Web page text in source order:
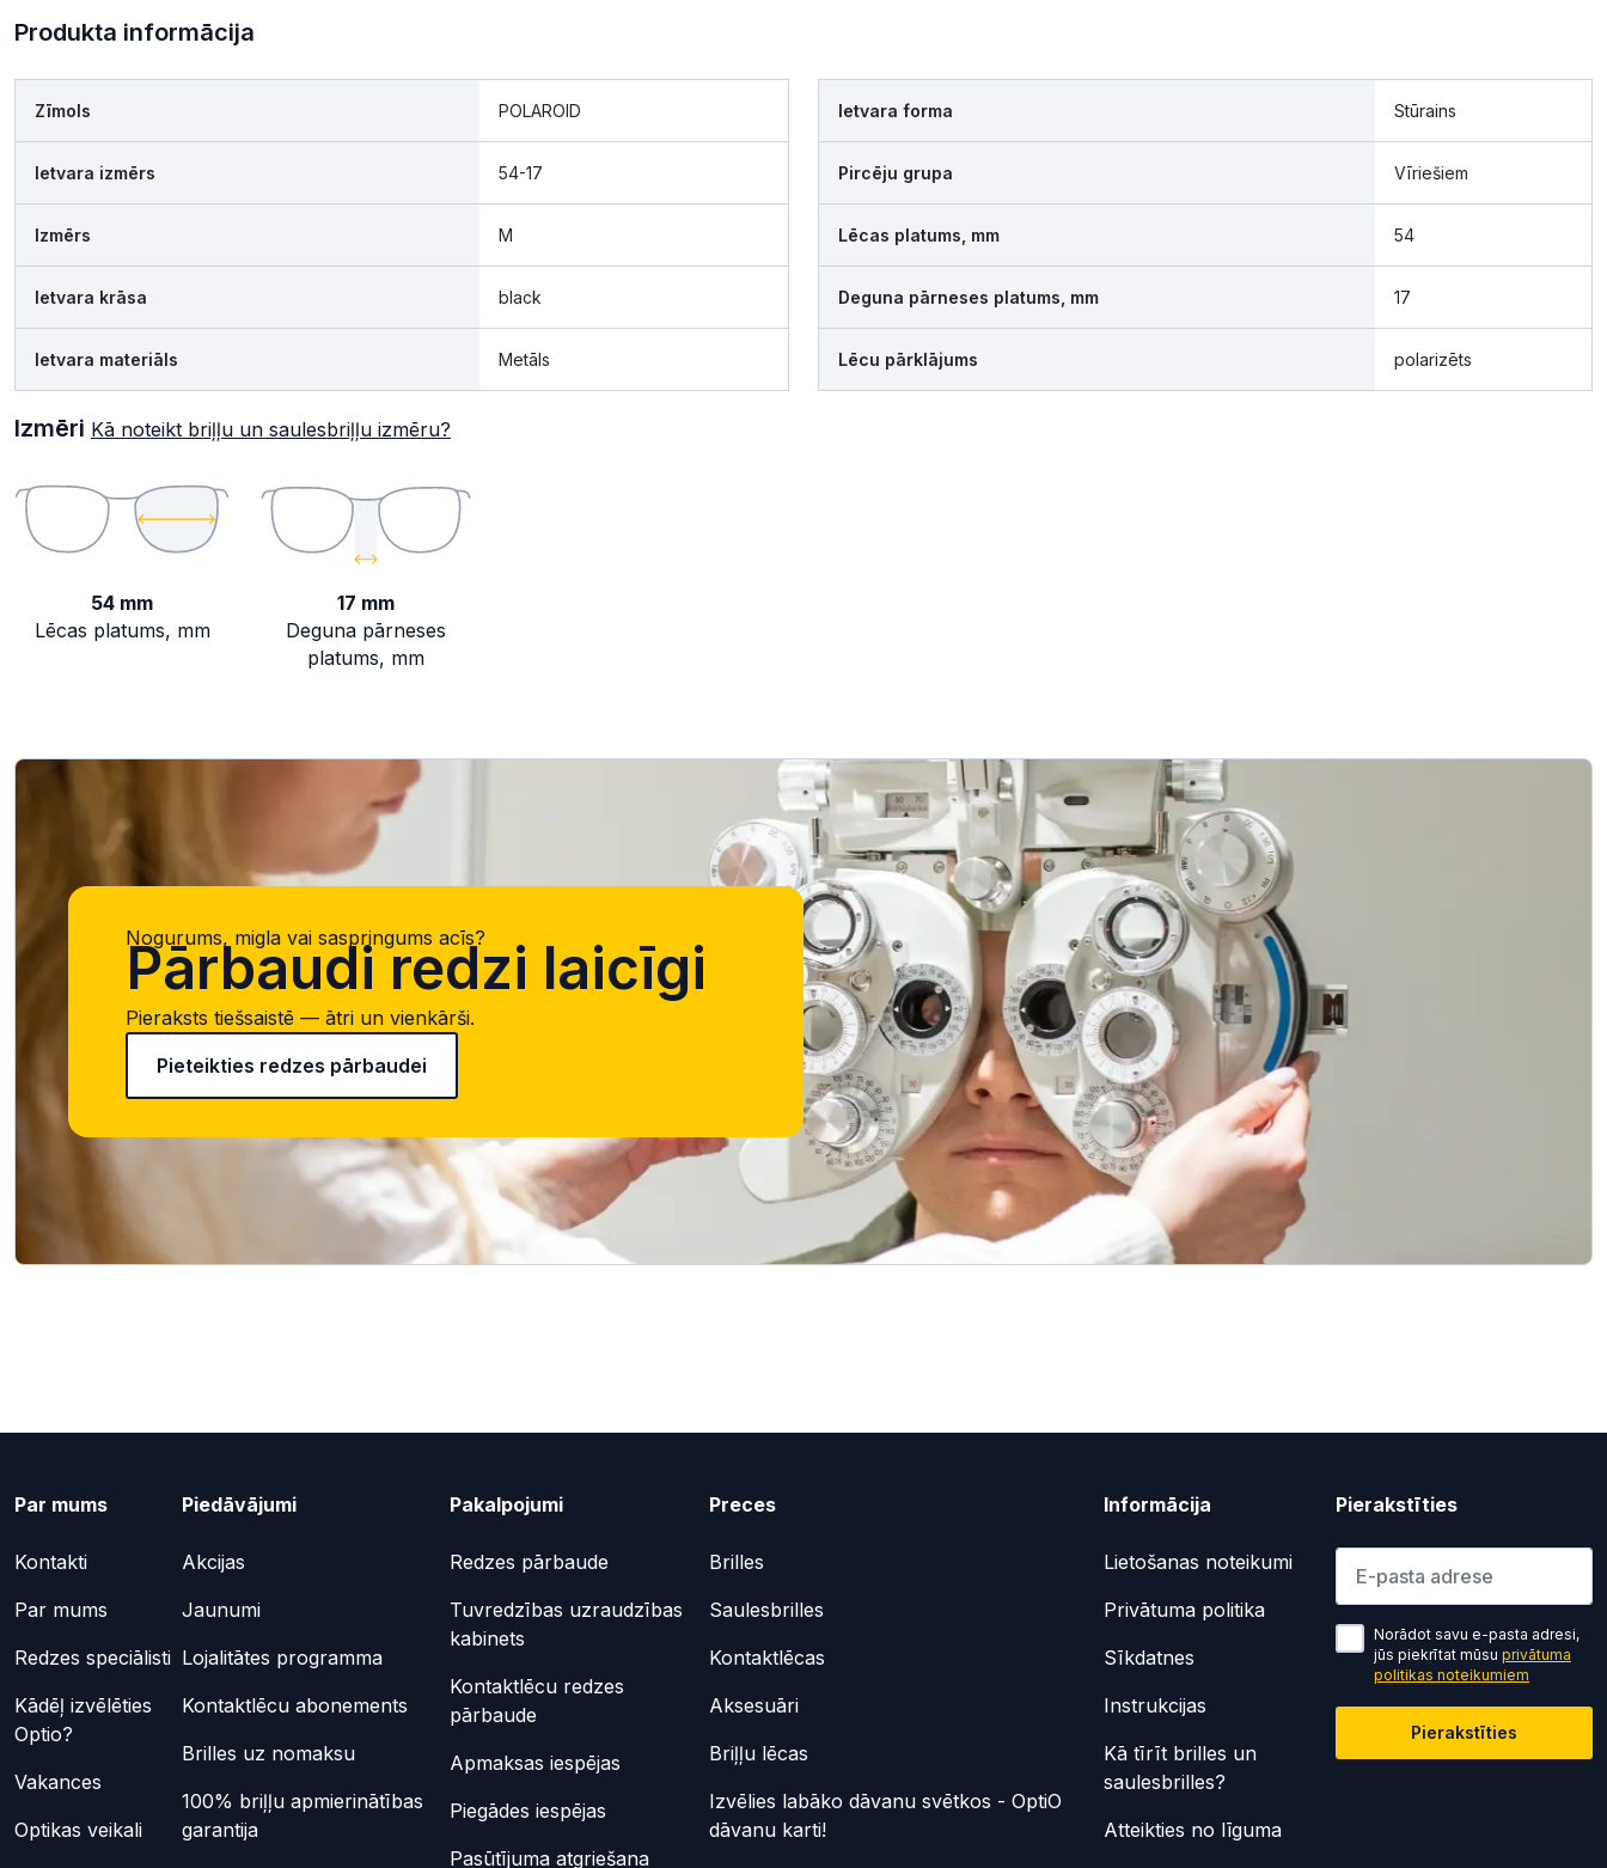
Produkta informācija
Zīmols POLAROID
Ietvara izmērs 54-17
Izmērs M
Ietvara krāsa black
Ietvara materiāls Metāls
Ietvara forma Stūrains
Pircēju grupa Vīriešiem
Lēcas platums, mm 54
Deguna pārneses platums, mm 17
Lēcu pārklājums polarizēts
Izmēri Kā noteikt briļļu un saulesbriļļu izmēru?
54 mm
Lēcas platums, mm
17 mm
Deguna pārneses
platums, mm
Nogurums, migla vai saspringums acīs?
Pārbaudi redzi laicīgi
Pieraksts tiešsaistē — ātri un vienkārši.
Pieteikties redzes pārbaudei
Par mums
Kontakti
Par mums
Redzes speciālisti
Kādēļ izvēlēties
Optio?
Vakances
Optikas veikali
Piedāvājumi
Akcijas
Jaunumi
Lojalitātes programma
Kontaktlēcu abonements
Brilles uz nomaksu
100% briļļu apmierinātības
garantija
Pakalpojumi
Redzes pārbaude
Tuvredzības uzraudzības
kabinets
Kontaktlēcu redzes
pārbaude
Apmaksas iespējas
Piegādes iespējas
Pasūtījuma atgriešana
Preces
Brilles
Saulesbrilles
Kontaktlēcas
Aksesuāri
Briļļu lēcas
Izvēlies labāko dāvanu svētkos - OptiO
dāvanu karti!
Informācija
Lietošanas noteikumi
Privātuma politika
Sīkdatnes
Instrukcijas
Kā tīrīt brilles un
saulesbrilles?
Atteikties no līguma
Pierakstīties
Lūdzu ievadiet e-pasta adresi
Norādot savu e-pasta adresi,
jūs piekrītat mūsu privātuma
politikas noteikumiem
Pierakstīties